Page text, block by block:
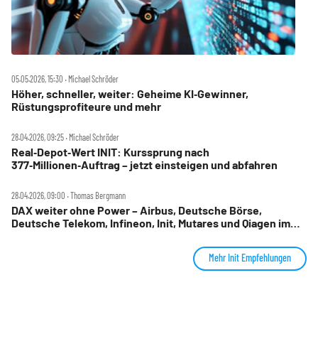
05.05.2026, 15:30 ‧ Michael Schröder
Höher, schneller, weiter: Geheime KI‑Gewinner,
Rüstungsprofiteure und mehr
28.04.2026, 09:25 ‧ Michael Schröder
Real‑Depot‑Wert INIT: Kurssprung nach
377‑Millionen‑Auftrag – jetzt einsteigen und abfahren
28.04.2026, 09:00 ‧ Thomas Bergmann
DAX weiter ohne Power – Airbus, Deutsche Börse,
Deutsche Telekom, Infineon, Init, Mutares und Qiagen im
Mehr Init Empfehlungen